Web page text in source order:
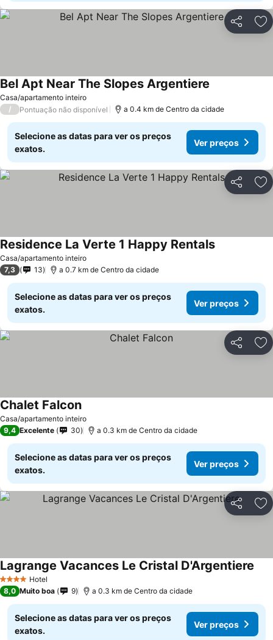
Partilhar
Casa/apartamento inteiro
Bel Apt Near The Slopes Argentiere
/ Pontuação não disponível a 0.4 km de Centro da cidade
Selecione as datas para ver os preços
exatos.
Ver preços
Partilhar
Casa/apartamento inteiro
Residence La Verte 1 Happy Rentals
7,3 13 a 0.7 km de Centro da cidade
Selecione as datas para ver os preços
exatos.
Ver preços
Partilhar
Casa/apartamento inteiro
Chalet Falcon
9,4 Excelente 30 a 0.3 km de Centro da cidade
Selecione as datas para ver os preços
exatos.
Ver preços
Partilhar
4 EstrelasHotel
Lagrange Vacances Le Cristal D'Argentiere
8,0 Muito boa 9 a 0.3 km de Centro da cidade
Selecione as datas para ver os preços
exatos.
Ver preços